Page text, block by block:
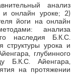
анализ
и онлайн уроке; 2)
йоги на онлайн
анализа
наследия Б.К.С.
структуры урока и
глубинного
Б.К.С. Айенгара,
на протяжении